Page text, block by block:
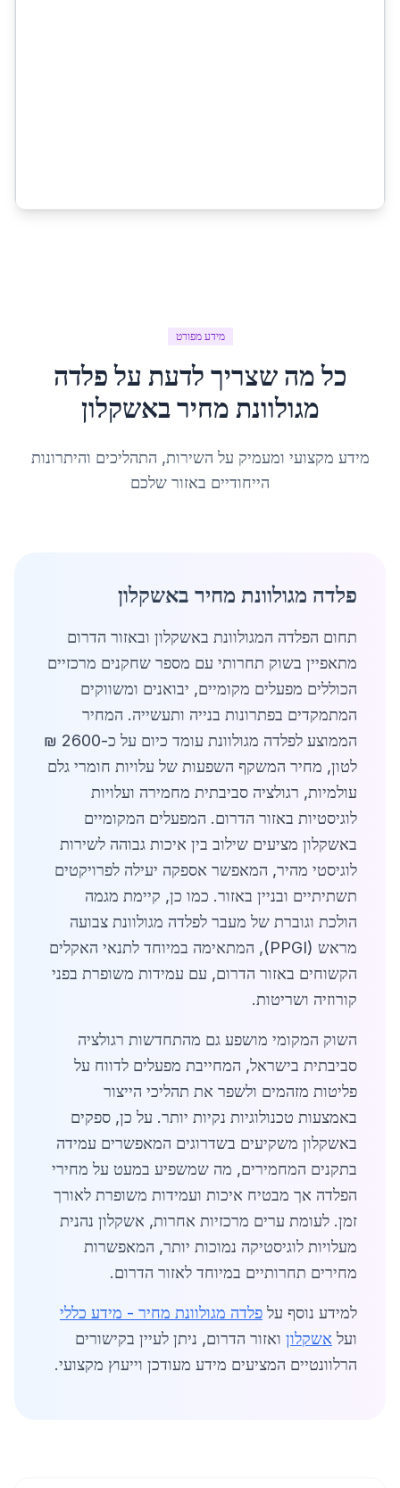
מידע מפורט
כל מה שצריך לדעת עלפלדה
מגולוונת מחירבאשקלון
מידע מקצועי ומעמיק על השירות, התהליכים והיתרונות
הייחודיים באזור שלכם
פלדה מגולוונת מחיר באשקלון
תחום הפלדה המגולוונת באשקלון ובאזור הדרום
מתאפיין בשוק תחרותי עם מספר שחקנים מרכזיים
הכוללים מפעלים מקומיים, יבואנים ומשווקים
המתמקדים בפתרונות בנייה ותעשייה. המחיר
הממוצע לפלדה מגולוונת עומד כיום על כ-2600 ₪
לטון, מחיר המשקף השפעות של עלויות חומרי גלם
עולמיות, רגולציה סביבתית מחמירה ועלויות
לוגיסטיות באזור הדרום. המפעלים המקומיים
באשקלון מציעים שילוב בין איכות גבוהה לשירות
לוגיסטי מהיר, המאפשר אספקה יעילה לפרויקטים
תשתיתיים ובניין באזור. כמו כן, קיימת מגמה
הולכת וגוברת של מעבר לפלדה מגולוונת צבועה
מראש (PPGI), המתאימה במיוחד לתנאי האקלים
הקשוחים באזור הדרום, עם עמידות משופרת בפני
קורוזיה ושריטות.
השוק המקומי מושפע גם מהתחדשות רגולציה
סביבתית בישראל, המחייבת מפעלים לדווח על
פליטות מזהמים ולשפר את תהליכי הייצור
באמצעות טכנולוגיות נקיות יותר. על כן, ספקים
באשקלון משקיעים בשדרוגים המאפשרים עמידה
בתקנים המחמירים, מה שמשפיע במעט על מחירי
הפלדה אך מבטיח איכות ועמידות משופרת לאורך
זמן. לעומת ערים מרכזיות אחרות, אשקלון נהנית
מעלויות לוגיסטיקה נמוכות יותר, המאפשרות
מחירים תחרותיים במיוחד לאזור הדרום.
למידע נוסף על פלדה מגולוונת מחיר - מידע כללי
ועל אשקלון ואזור הדרום, ניתן לעיין בקישורים
הרלוונטיים המציעים מידע מעודכן וייעוץ מקצועי.